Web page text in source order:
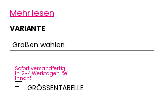
Mehr lesen
VARIANTE
Sofort versandfertig.
In 2-4 Werktagen bei
Ihnen!
GRÖSSENTABELLE